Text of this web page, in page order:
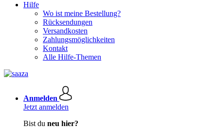
Hilfe
Wo ist meine Bestellung?
Rücksendungen
Versandkosten
Zahlungsmöglichkeiten
Kontakt
Alle Hilfe-Themen
Anmelden
Jetzt anmelden
Bist du neu hier?